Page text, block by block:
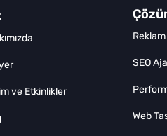
ve Etkinlikler
Reklam
SEO
Web